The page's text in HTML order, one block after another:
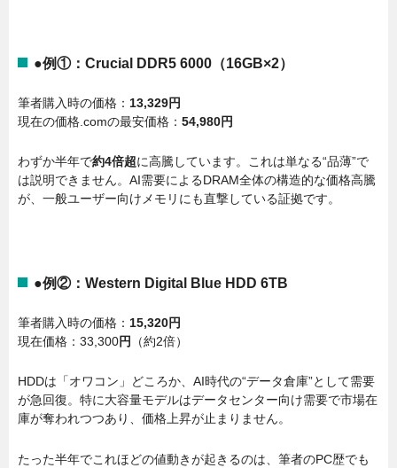
●例①：Crucial DDR5 6000（16GB×2）
筆者購入時の価格： 13,329円
現在の価格.comの最安価格： 54,980円
わずか半年で約4倍超に高騰しています。これは単なる“品薄”で
は説明できません。AI需要によるDRAM全体の構造的な価格高騰
が、一般ユーザー向けメモリにも直撃している証拠です。
●例②：Western Digital Blue HDD 6TB
筆者購入時の価格： 15,320円
現在価格：33,300円 （約2倍）
HDDは「オワコン」どころか、AI時代の“データ倉庫”として需要
が急回復。特に大容量モデルはデータセンター向け需要で市場在
庫が奪われつつあり、価格上昇が止まりません。
たった半年でこれほどの値動きが起きるのは、筆者のPC歴でも